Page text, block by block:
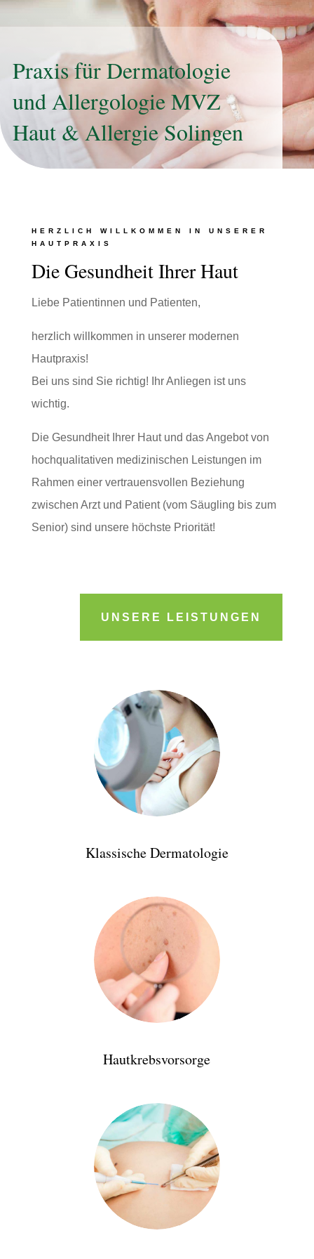
Praxis für Dermatologie
und Allergologie MVZ
Haut & Allergie Solingen
HERZLICH WILLKOMMEN IN UNSERER
HAUTPRAXIS
Die Gesundheit Ihrer Haut
Liebe Patientinnen und Patienten,
herzlich willkommen in unserer modernen
Hautpraxis!
Bei uns sind Sie richtig! Ihr Anliegen ist uns
wichtig.
Die Gesundheit Ihrer Haut und das Angebot von
hochqualitativen medizinischen Leistungen im
Rahmen einer vertrauensvollen Beziehung
zwischen Arzt und Patient (vom Säugling bis zum
Senior) sind unsere höchste Priorität!
UNSERE LEISTUNGEN
Klassische Dermatologie
Hautkrebsvorsorge